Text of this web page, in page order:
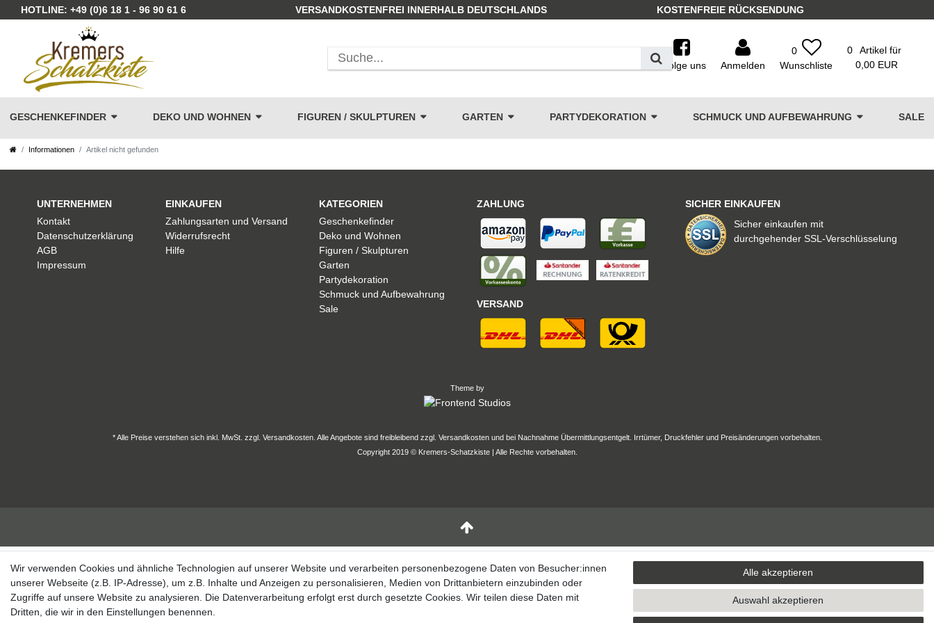
HOTLINE: +49 (0)6 18 1 - 96 90 61 6 VERSANDKOSTENFREI INNERHALB DEUTSCHLANDS KOSTENFREIE RÜCKSENDUNG
Folge uns Anmelden
0 0
Artikel für
0,00 EUR
GESCHENKEFINDER DEKO UND WOHNEN FIGUREN / SKULPTUREN GARTEN PARTYDEKORATION SCHMUCK UND AUFBEWAHRUNG SALE
Informationen Artikel nicht gefunden
UNTERNEHMEN
Kontakt
Datenschutzerklärung
AGB
Impressum
EINKAUFEN
Zahlungsarten und Versand
Widerrufsrecht
Hilfe
KATEGORIEN
Geschenkefinder
Deko und Wohnen
Figuren / Skulpturen
Garten
Partydekoration
Schmuck und Aufbewahrung
Sale
ZAHLUNG
VERSAND
SICHER EINKAUFEN
Sicher einkaufen mit
durchgehender SSL-Verschlüsselung
Theme by
* Alle Preise verstehen sich inkl. MwSt. zzgl. Versandkosten. Alle Angebote sind freibleibend zzgl. Versandkosten und bei Nachnahme Übermittlungsentgelt. Irrtümer, Druckfehler und Preisänderungen vorbehalten.
Copyright 2019 © Kremers-Schatzkiste | Alle Rechte vorbehalten.
Wir verwenden Cookies und ähnliche Technologien auf unserer Website und verarbeiten personenbezogene Daten von Besucher:innen
unserer Webseite (z.B. IP-Adresse), um z.B. Inhalte und Anzeigen zu personalisieren, Medien von Drittanbietern einzubinden oder
Zugriffe auf unsere Website zu analysieren. Die Datenverarbeitung erfolgt erst durch gesetzte Cookies. Wir teilen diese Daten mit
Dritten, die wir in den Einstellungen benennen.
Alle akzeptieren
Auswahl akzeptieren